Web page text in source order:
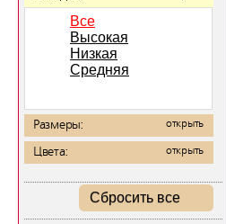
Все
Высокая
Низкая
Средняя
Размеры: открыть
Цвета: открыть
Сбросить все